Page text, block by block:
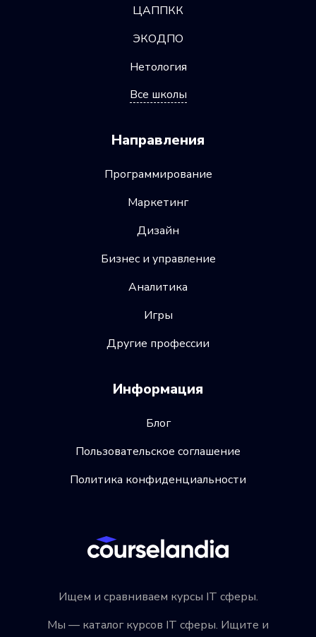
Ищем и сравниваем курсы IT сферы.
Мы — каталог курсов IT сферы. Ищите и
ЦАППКК
ЭКОДПО
Нетология
Все школы
Направления
Программирование
Маркетинг
Дизайн
Бизнес и управление
Аналитика
Игры
Другие профессии
Информация
Блог
Пользовательское соглашение
Политика конфиденциальности